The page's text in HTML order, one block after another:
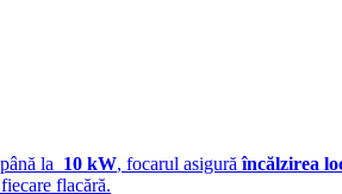
la 10 kW, focarul asigurăîncălzirea
flacără.